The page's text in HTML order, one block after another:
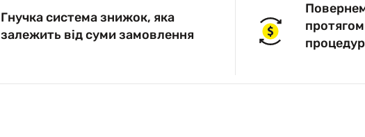
Гнучка система знижок, яка
залежить від суми замовлення
процедур